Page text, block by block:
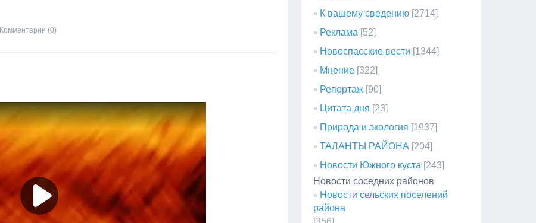
Комментарии (0)
К вашему сведению [2714]
Реклама [52]
Новоспасские вести [1344]
Мнение [322]
Репортаж [90]
Цитата дня [23]
Природа и экология [1937]
ТАЛАНТЫ РАЙОНА [204]
Новости Южного куста [243]
Новости соседних районов
Новости сельских поселений
района